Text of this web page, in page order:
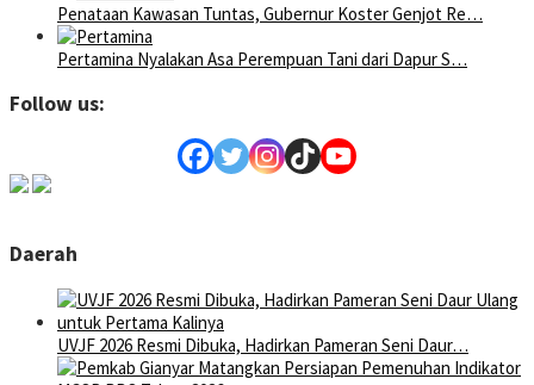
Penataan Kawasan Tuntas, Gubernur Koster Genjot Re…
Pertamina Nyalakan Asa Perempuan Tani dari Dapur S…
Follow us:
Daerah
UVJF 2026 Resmi Dibuka, Hadirkan Pameran Seni Daur…